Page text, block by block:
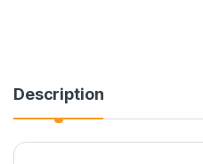
Description